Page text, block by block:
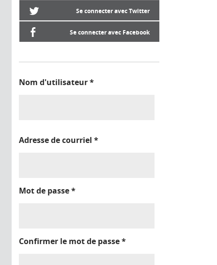
Se connecter avec Twitter
Se connecter avec Facebook
Nom d'utilisateur*
Adresse de courriel *
Mot de passe*
Confirmer le mot de passe*